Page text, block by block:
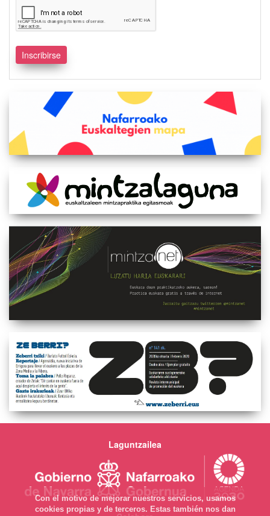
Laguntzailea
Con el motivo de mejorar nuestros servicios, usamos
cookies propias y de terceros. Estas también nos dan